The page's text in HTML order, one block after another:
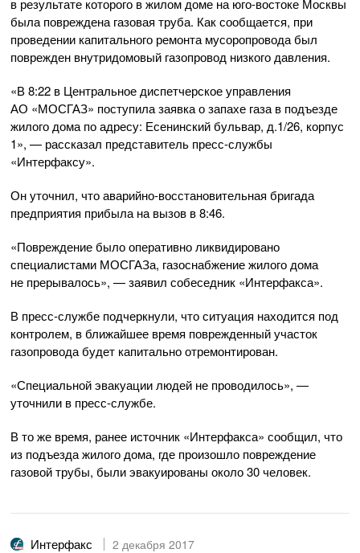
в результате которого в жилом доме на юго-востоке Москвы
была повреждена газовая труба. Как сообщается, при
проведении капитального ремонта мусоропровода был
поврежден внутридомовый газопровод низкого давления.
«В 8:22 в Центральное диспетчерское управления
АО «МОСГАЗ» поступила заявка о запахе газа в подъезде
жилого дома по адресу: Есенинский бульвар, д.1/26, корпус
1», — рассказал представитель пресс-службы
«Интерфаксу».
Он уточнил, чтоаварийно-восстановительная бригада
предприятия прибыла на вызов в 8:46.
«Повреждение было оперативно ликвидировано
специалистами МОСГАЗа, газоснабжение жилого дома
не прерывалось», — заявил собеседник «Интерфакса».
В пресс-службе подчеркнули, что ситуация находится под
контролем, в ближайшее время поврежденный участок
газопровода будет капитально отремонтирован.
«Специальной эвакуации людей не проводилось», —
уточнили в пресс-службе.
В то же время, ранее источник «Интерфакса» сообщил, что
из подъезда жилого дома, где произошло повреждение
газовой трубы, были эвакуированы около 30 человек.
Интерфакс 2 декабря 2017